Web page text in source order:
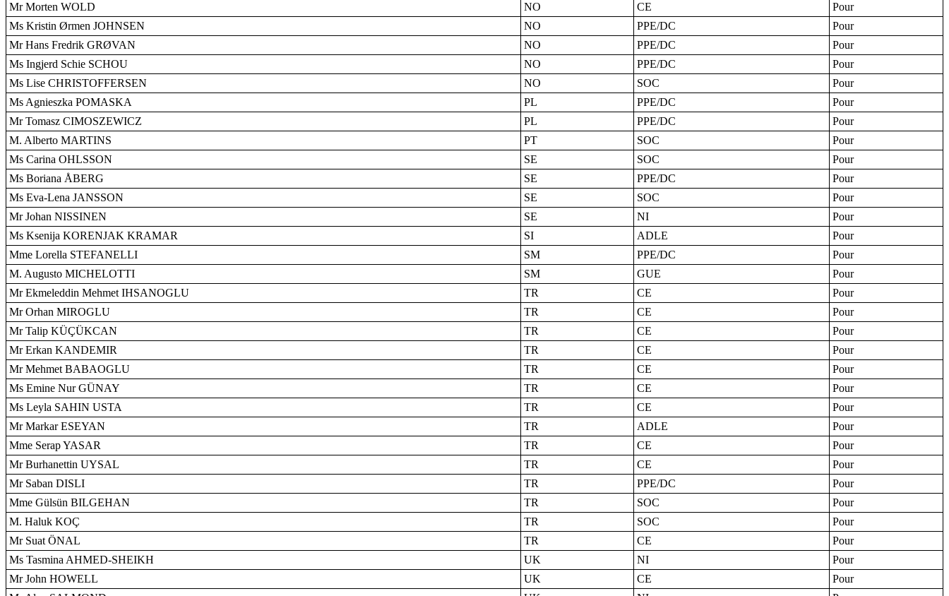
Mr Morten WOLD
NO CE
Pour
Ms Kristin Ørmen JOHNSEN
NO PPE/DC
Pour
Mr Hans Fredrik GRØVAN
NO PPE/DC
Pour
Ms Ingjerd Schie SCHOU
NO PPE/DC
Pour
Ms Lise CHRISTOFFERSEN
NO SOC
Pour
Ms Agnieszka POMASKA
PL PPE/DC
Pour
Mr Tomasz CIMOSZEWICZ
PL PPE/DC
Pour
M. Alberto MARTINS
PT SOC
Pour
Ms Carina OHLSSON
SE SOC
Pour
Ms Boriana ÅBERG
SE PPE/DC
Pour
Ms Eva-Lena JANSSON
SE SOC
Pour
Mr Johan NISSINEN
SE NI
Pour
Ms Ksenija KORENJAK KRAMAR
SI ADLE
Pour
Mme Lorella STEFANELLI
SM PPE/DC
Pour
M. Augusto MICHELOTTI
SM GUE
Pour
Mr Ekmeleddin Mehmet IHSANOGLU
TR CE
Pour
Mr Orhan MIROGLU
TR CE
Pour
Mr Talip KÜÇÜKCAN
TR CE
Pour
Mr Erkan KANDEMIR
TR CE
Pour
Mr Mehmet BABAOGLU
TR CE
Pour
Ms Emine Nur GÜNAY
TR CE
Pour
Ms Leyla SAHIN USTA
TR CE
Pour
Mr Markar ESEYAN
TR ADLE
Pour
Mme Serap YASAR
TR CE
Pour
Mr Burhanettin UYSAL
TR CE
Pour
Mr Saban DISLI
TR PPE/DC
Pour
Mme Gülsün BILGEHAN
TR SOC
Pour
M. Haluk KOÇ
TR SOC
Pour
Mr Suat ÖNAL
TR CE
Pour
Ms Tasmina AHMED-SHEIKH
UK NI
Pour
Mr John HOWELL
UK CE
Pour